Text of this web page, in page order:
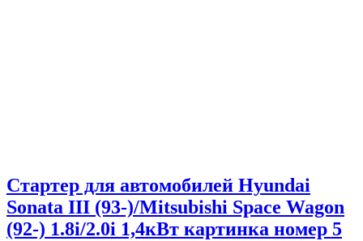
Стартер для автомобилей Hyundai
Sonata III (93-)/Mitsubishi Space Wagon
(92-) 1.8i/2.0i 1,4кВт картинка номер 5